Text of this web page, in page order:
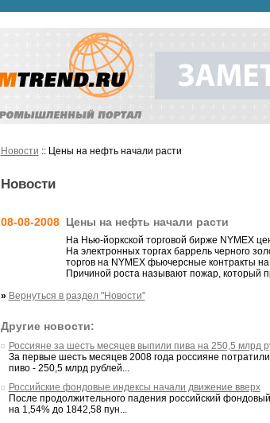
Новости :: Цены на нефть начали расти
Новости
08-08-2008 Цены на нефть начали расти
На Нью-йоркской торговой бирже NYMEX
На электронных торгах баррель черного
торгов на NYMEX фьючерсные контракты
Причиной роста называют пожар, который
» Вернуться в раздел "Новости"
Другие новости:
Россияне за шесть месяцев выпили пива на 250,5 млрд
За первые шесть месяцев 2008 года россияне
пиво - 250,5 млрд рублей...
Российские фондовые индексы начали движение вверх
После продолжительного падения российский
на 1,54% до 1842,58 пун...